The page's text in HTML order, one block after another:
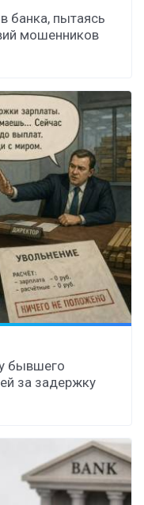
банка, пытаясь
мошенников
бывшего
за задержку